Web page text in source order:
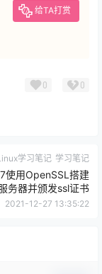
给TA打赏
0 0
学习笔记 学习笔记
使用OpenSSL搭建
务器并颁发ssl证书
2021-12-27 13:35:22